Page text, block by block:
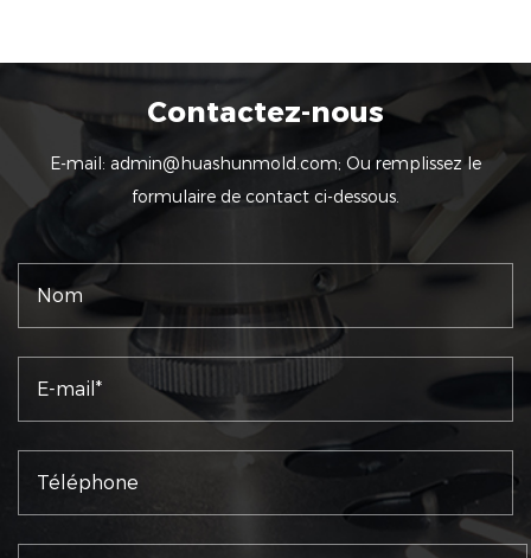
Contactez-nous
E-mail: admin@huashunmold.com; Ou remplissez le
formulaire de contact ci-dessous.